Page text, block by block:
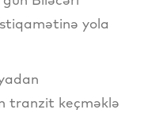
yola
tranzit keçməklə